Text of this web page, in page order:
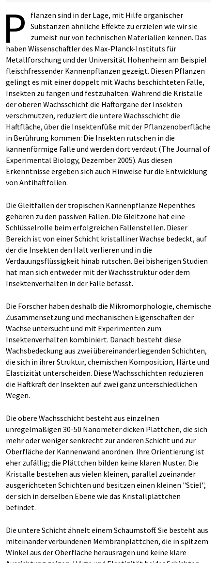
P
flanzen sind in der Lage, mit Hilfe organischer
Substanzen ähnliche Effekte zu erzielen wie wir sie
zumeist nur von technischen Materialien kennen. Das
haben Wissenschaftler des Max-Planck-Instituts für
Metallforschung und der Universität Hohenheim am Beispiel
fleischfressender Kannenpflanzen gezeigt. Diesen Pflanzen
gelingt es mit einer doppelt mit Wachs beschichteten Falle,
Insekten zu fangen und festzuhalten. Während die Kristalle
der oberen Wachsschicht die Haftorgane der Insekten
verschmutzen, reduziert die untere Wachsschicht die
Haftfläche, über die Insektenfüße mit der Pflanzenoberfläche
in Berührung kommen: Die Insekten rutschen in die
kannenförmige Falle und werden dort verdaut (The Journal of
Experimental Biology, Dezember 2005). Aus diesen
Erkenntnisse ergeben sich auch Hinweise für die Entwicklung
von Antihaftfolien.
Die Gleitfallen der tropischen Kannenpflanze Nepenthes
gehören zu den passiven Fallen. Die Gleitzone hat eine
Schlüsselrolle beim erfolgreichen Fallenstellen. Dieser
Bereich ist von einer Schicht kristalliner Wachse bedeckt, auf
der die Insekten den Halt verlieren und in die
Verdauungsflüssigkeit hinab rutschen. Bei bisherigen Studien
hat man sich entweder mit der Wachsstruktur oder dem
Insektenverhalten in der Falle befasst.
Die Forscher haben deshalb die Mikromorphologie, chemische
Zusammensetzung und mechanischen Eigenschaften der
Wachse untersucht und mit Experimenten zum
Insektenverhalten kombiniert. Danach besteht diese
Wachsbedeckung aus zwei übereinanderliegenden Schichten,
die sich in ihrer Struktur, chemischen Komposition, Härte und
Elastizität unterscheiden. Diese Wachsschichten reduzieren
die Haftkraft der Insekten auf zwei ganz unterschiedlichen
Wegen.
Die obere Wachsschicht besteht aus einzelnen
unregelmäßigen 30-50 Nanometer dicken Plättchen, die sich
mehr oder weniger senkrecht zur anderen Schicht und zur
Oberfläche der Kannenwand anordnen. Ihre Orientierung ist
eher zufällig; die Plättchen bilden keine klaren Muster. Die
Kristalle bestehen aus vielen kleinen, parallel zueinander
ausgerichteten Schichten und besitzen einen kleinen "Stiel",
der sich in derselben Ebene wie das Kristallplättchen
befindet.
Die untere Schicht ähnelt einem Schaumstoff. Sie besteht aus
miteinander verbundenen Membranplättchen, die in spitzem
Winkel aus der Oberfläche herausragen und keine klare